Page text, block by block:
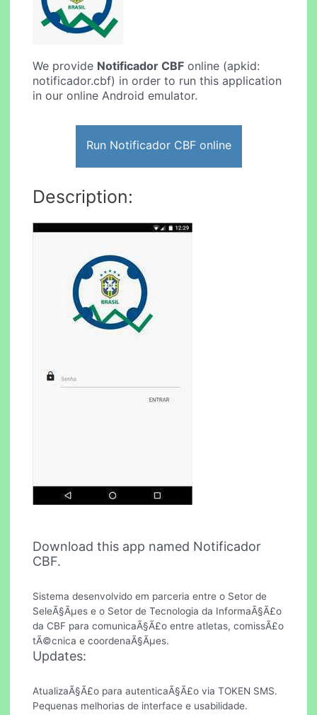
We provide Notificador CBF online (apkid:
notificador.cbf) in order to run this application
in our online Android emulator.
Run Notificador CBF online
Description:
Download this app named Notificador
CBF.
Sistema desenvolvido em parceria entre o Setor de
SeleÃ§Ãµes e o Setor de Tecnologia da InformaÃ§Ã£o
da CBF para comunicaÃ§Ã£o entre atletas, comissÃ£o
tÃ©cnica e coordenaÃ§Ãµes.
Updates:
AtualizaÃ§Ã£o para autenticaÃ§Ã£o via TOKEN SMS.
Pequenas melhorias de interface e usabilidade.